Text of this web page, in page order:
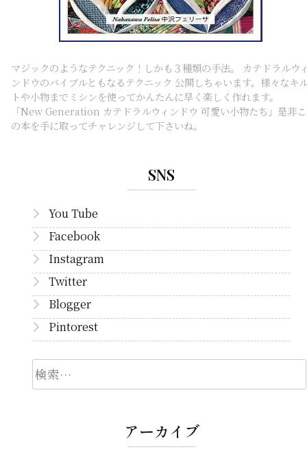
マジックのようなテクニック！しかも３種類の手法。 カテドラルウ
ンドウのバイブルともなるテクニック 公開しちゃいます。様々なキ
トや小物までミシンを使ってかんたんに早く楽しく作れます。
「New Generation カテドラルウィンドウ 可愛い小物たち」是非こ
の本を手に取ってチャレンジして下さいね。
SNS
You Tube
Facebook
Instagram
Twitter
Blogger
Pintorest
検
索
アーカイブ